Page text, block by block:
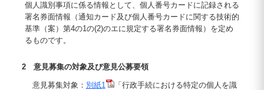
個人識別事項に係る情報として、個人番号カードに記録される
署名券面情報（通知カード及び個人番号カードに関する技術的
基準（案）第4の1の(2)のエに規定する署名券面情報）を定め
るものです。
2 意見募集の対象及び意見公募要領
意見募集対象： 別紙1
「行政手続における特定の個人を識